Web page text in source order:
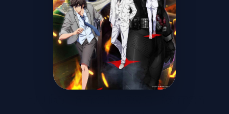
Fuuto Tantei Movie: Kamen